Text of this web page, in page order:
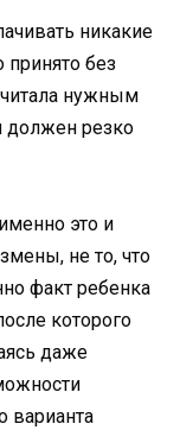
никакие
без
нужным
должен резко
это и
не то, что
факт ребенка
которого
даже
варианта